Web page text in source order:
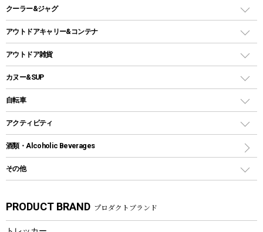
自立式タープ
パラソル
テントアクセサリー
ペグ
グランドシート
ガイドロープ
ツール
ヘッドライト
キャンドル
ガストーチ、ライター
卓上タイプグリル
パーティータイプグリル
鉄板、アミ
焚き火台&ストーブ
火起こし
バーベキューツール
ホットサンドメーカー
クッカーセット
シェラカップ
クッキングツール
ナイフ
カトラリー
マグカップ、カップ
ステンレスボトル
ステンレスボトル
コップ付きタイプ
ワンタッチタイプ
プラスチックボトル
ディズニーボトル
クーラー&ジャグ
クーラーボックス
クーラーバッグ
ウォータージャグ
保冷剤
アウトドアキャリー&コンテナ
アウトドアキャリー
アウトドア雑貨
バックパック&バッグ
リュック、バックパック
トートバッグ、サコッシュ
ショッピングキャリー
その他アウトドア雑貨
カヌー&SUP
インフレータブル
カヤック
パドル
ヘルメット
エアーポンプ
自転車
折りたたみ自転車
スポーツサイクル
シティサイクル
アクティビティ
マリン
ラッシュガード
パラソル
酒類・Alcoholic Beverages
その他
湯たんぽ
防災用品
PRODUCT BRAND プロダクトブランド